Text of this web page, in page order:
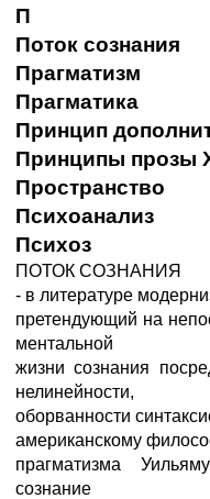
П
Поток сознания
Прагматизм
Прагматика
Принцип
Принципы прозы
Пространство
Психоанализ
Психоз
ПОТОК СОЗНАНИЯ
- в литературе
претендующий на
ментальной
жизни сознания
нелинейности,
оборванности
американскому
прагматизма
сознание